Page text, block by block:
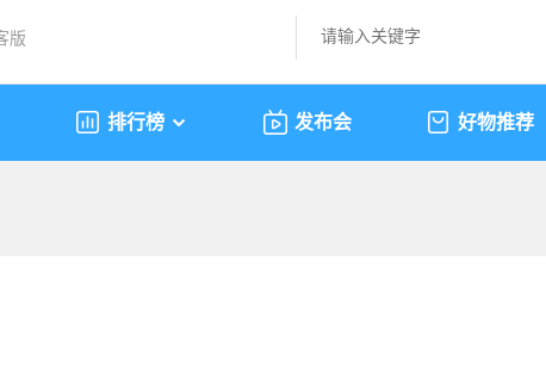
版
排行榜 发布会 好物推荐